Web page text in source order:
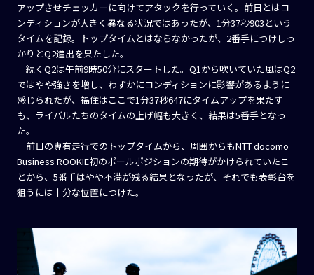
アップさせチェッカーに向けてアタックを行っていく。前日とはコ
ンディションが大きく異なる状況ではあったが、1分37秒903という
タイムを記録。トップタイムとはならなかったが、2番手につけしっ
かりとQ2進出を果たした。
続くQ2は午前9時50分にスタートした。Q1から吹いていた風はQ2
ではやや強さを増し、わずかにコンディションに影響があるように
感じられたが、福住はここで1分37秒647にタイムアップを果たす
も、ライバルたちのタイムの上げ幅も大きく、結果は5番手となっ
た。
前日の専有走行でのトップタイムから、周囲からもNTT docomo
Business ROOKIE初のポールポジションの期待がかけられていたこ
とから、5番手はやや不満が残る結果となったが、それでも表彰台を
狙うには十分な位置につけた。